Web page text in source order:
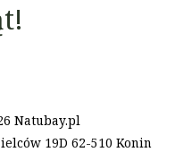
Natubay.pl
19D 62-510 Konin